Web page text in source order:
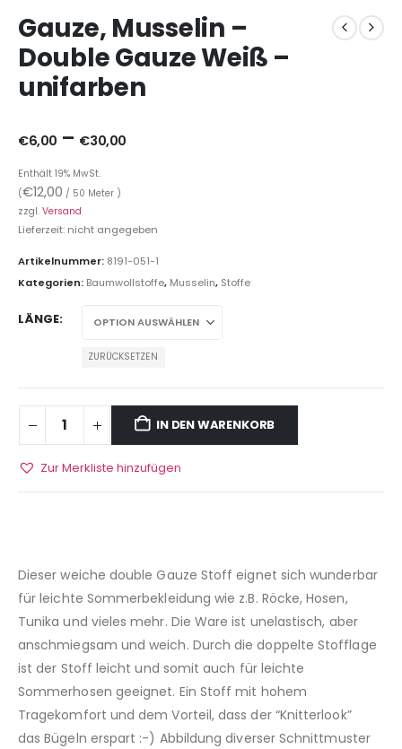
Gauze, Musselin –
Double Gauze Weiß –
unifarben
€6,00 – €30,00
Enthält 19% MwSt.
(€12,00 / 50 Meter )
zzgl. Versand
Lieferzeit: nicht angegeben
Artikelnummer: 8191-051-1
Kategorien: Baumwollstoffe, Musselin, Stoffe
LÄNGE
ZURÜCKSETZEN
IN DEN WARENKORB
Zur Merkliste hinzufügen
Dieser weiche double Gauze Stoff eignet sich wunderbar
für leichte Sommerbekleidung wie z.B. Röcke, Hosen,
Tunika und vieles mehr. Die Ware ist unelastisch, aber
anschmiegsam und weich. Durch die doppelte Stofflage
ist der Stoff leicht und somit auch für leichte
Sommerhosen geeignet. Ein Stoff mit hohem
Tragekomfort und dem Vorteil, dass der “Knitterlook”
das Bügeln erspart :-) Abbildung diverser Schnittmuster